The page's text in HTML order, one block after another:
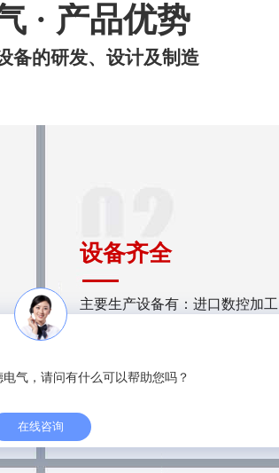
气，请问有什么可以帮助您吗？
在线咨询
· 产品优势
备的研发、设计及制造
设备齐全
主要生产设备有：进口数控加工